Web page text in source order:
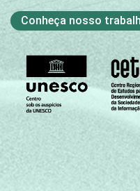
Conheça nosso